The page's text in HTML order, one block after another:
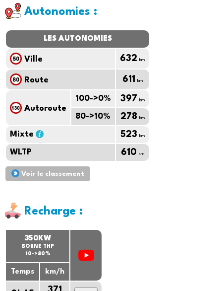
Autonomies :
LES AUTONOMIES
Ville 632 km
Route 611 km
Autoroute
100->0% 397 km
80->10% 278 km
Mixte 523 km
WLTP 610 km
Voir le classement
Recharge :
350KW
BORNE THP
10->80%
Temps km/h